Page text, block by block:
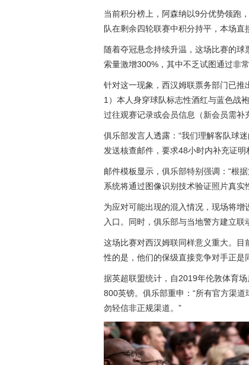
当前积分榜上，阿森纳以9分优势领跑
队在剩余四轮联赛中积分持平，本场直
随着夺冠悬念持续升温，这场比赛的
索量激增300%，其中不乏试图通过非
针对这一现象，西汉姆联票务部门已推
1）本人身穿球队标志性酒红与蓝色战
过往观赛记录或会员信息（新会员需补
俱乐部发言人透露：“我们理解客队球
发送核查邮件，要求48小时内补充证
邮件模板显示，俱乐部特别强调：“根
系统将通过图像识别技术验证照片真实
为应对可能出现的混入情况，现场将
入口。同时，俱乐部与当地警方建立联
这场比赛对西汉姆联同样意义重大。
性的是，他们的保级直接竞争对手正
据英超联盟统计，自2019年伦敦体育
800英镑。俱乐部重申：“所有官方渠
勿轻信非正规渠道。”